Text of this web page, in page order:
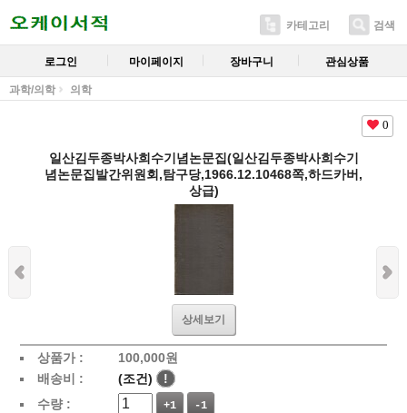
카테고리 검색
로그인 마이페이지 장바구니 관심상품
과학/의학 의학
0
일산김두종박사희수기념논문집(일산김두종박사희수기
념논문집발간위원회,탐구당,1966.12.10468쪽,하드카버,
상급)
상세보기
상품가 : 100,000원
배송비 :
(조건)
!
수량 :
+1 -1